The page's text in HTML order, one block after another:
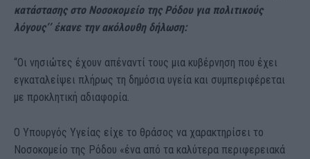
κατάστασης στο Νοσοκομείο της Ρόδου για πολιτικούς
λόγους’’ έκανε την ακόλουθη δήλωση:
“Οι νησιώτες έχουν απέναντί τους μια κυβέρνηση που έχει
εγκαταλείψει πλήρως τη δημόσια υγεία και συμπεριφέρεται
με προκλητική αδιαφορία.
Ο Υπουργός Υγείας είχε το θράσος να χαρακτηρίσει το
Νοσοκομείο της Ρόδου «ένα από τα καλύτερα περιφερειακά